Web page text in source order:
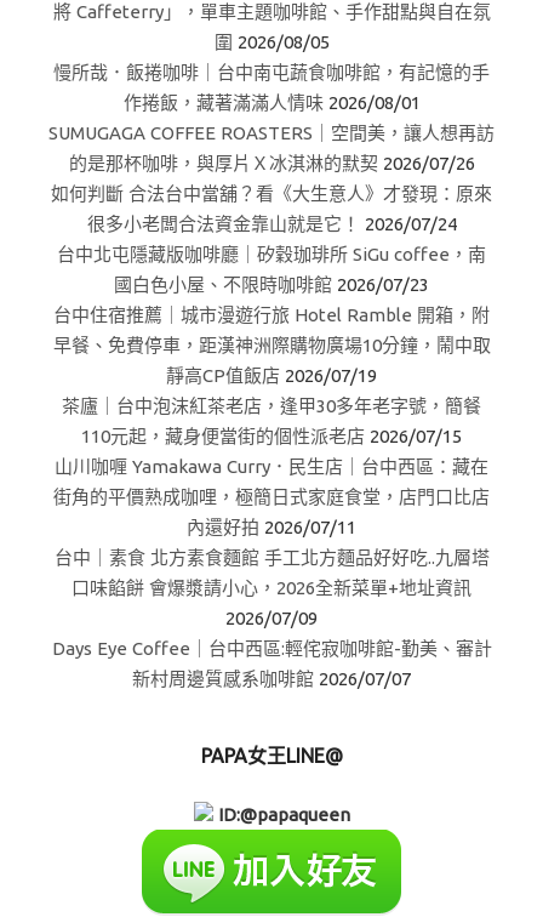
將 Caffeterry」，單車主題咖啡館、手作甜點與自在氛
圍 2026/08/05
慢所哉．飯捲咖啡｜台中南屯蔬食咖啡館，有記憶的手
作捲飯，藏著滿滿人情味 2026/08/01
SUMUGAGA COFFEE ROASTERS｜空間美，讓人想再訪
的是那杯咖啡，與厚片Ｘ冰淇淋的默契 2026/07/26
如何判斷 合法台中當舖？看《大生意人》才發現：原來
很多小老闆合法資金靠山就是它！
2026/07/24
台中北屯隱藏版咖啡廳｜矽穀珈琲所 SiGu coffee，南
國白色小屋、不限時咖啡館 2026/07/23
台中住宿推薦｜城市漫遊行旅 Hotel Ramble 開箱，附
早餐、免費停車，距漢神洲際購物廣場10分鐘，鬧中取
靜高CP值飯店 2026/07/19
茶廬｜台中泡沫紅茶老店，逢甲30多年老字號，簡餐
110元起，藏身便當街的個性派老店 2026/07/15
山川咖喱 Yamakawa Curry．民生店｜台中西區：藏在
街角的平價熟成咖哩，極簡日式家庭食堂，店門口比店
內還好拍 2026/07/11
台中｜素食 北方素食麵館 手工北方麵品好好吃..九層塔
口味餡餅 會爆漿請小心，2026全新菜單+地址資訊
2026/07/09
Days Eye Coffee｜台中西區:輕侘寂咖啡館-勤美、審計
新村周邊質感系咖啡館 2026/07/07
PAPA女王LINE@
ID:@papaqueen